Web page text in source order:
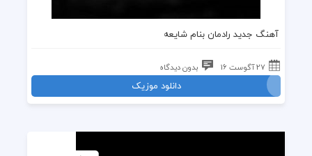
آهنگ جدید رادمان بنام شایعه
27 آگوست 16 بدون دیدگاه
دانلود موزیک